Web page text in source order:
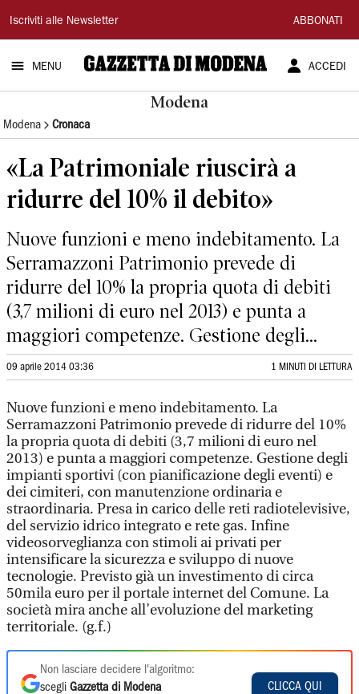
Gazzetta
di
Modena
Iscriviti alle Newsletter ABBONATI
MENU ACCEDI
Modena
Modena Cronaca
«La Patrimoniale riuscirà a
ridurre del 10% il debito»
Nuove funzioni e meno indebitamento. La
Serramazzoni Patrimonio prevede di
ridurre del 10% la propria quota di debiti
(3,7 milioni di euro nel 2013) e punta a
maggiori competenze. Gestione degli...
09 aprile 2014 03:36 1 MINUTI DI LETTURA
Nuove funzioni e meno indebitamento. La
Serramazzoni Patrimonio prevede di ridurre del 10%
la propria quota di debiti (3,7 milioni di euro nel
2013) e punta a maggiori competenze. Gestione degli
impianti sportivi (con pianificazione degli eventi) e
dei cimiteri, con manutenzione ordinaria e
straordinaria. Presa in carico delle reti radiotelevisive,
del servizio idrico integrato e rete gas. Infine
videosorveglianza con stimoli ai privati per
intensificare la sicurezza e sviluppo di nuove
tecnologie. Previsto già un investimento di circa
50mila euro per il portale internet del Comune. La
società mira anche all’evoluzione del marketing
territoriale. (g.f.)
Non lasciare decidere l'algoritmo:
scegli Gazzetta di Modena
CLICCA QUI